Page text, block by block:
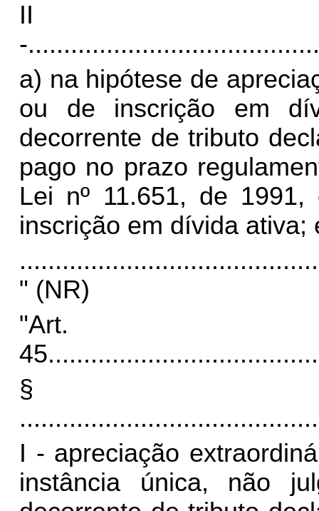
II
-
a) na hipótese de
ou de inscrição em
decorrente de tributo
pago no prazo
Lei nº 11.651, de
inscrição em dívida ativa;
" (NR)
"Art.
45
§
I - apreciação
instância única, não